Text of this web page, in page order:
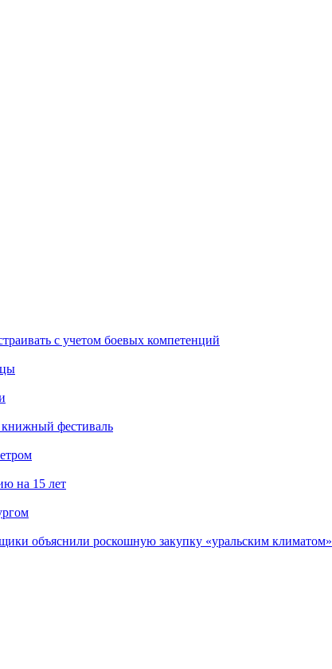
с учетом боевых компетенций
книжный фестиваль
на 15 лет
объяснили роскошную закупку «уральским климатом»